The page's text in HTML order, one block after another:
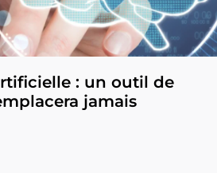
: un outil de
jamais